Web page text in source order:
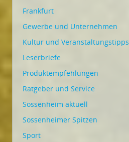
Frankfurt
Gewerbe und Unternehmen
Kultur und Veranstaltungstipps
Leserbriefe
Produktempfehlungen
Ratgeber und Service
Sossenheim aktuell
Sossenheimer Spitzen
Sport